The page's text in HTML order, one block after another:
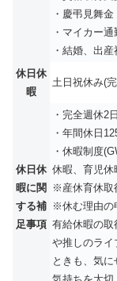
・慶弔見舞金
・マイカー
・結婚、出
休日休
暇
土日祝休み(
休日休
暇に関
する補
足事項
・完全週休2
・年間休日
・休暇制度
休暇、育児休
※産休育休取
※休む理由の
有給休暇の取
や推しのライ
ときも、気